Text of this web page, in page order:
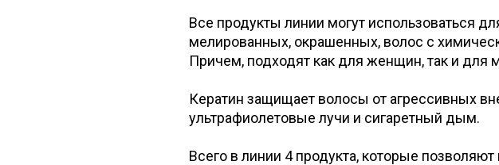
Все продукты линии могут использоваться
мелированных, окрашенных, волос с
Причем, подходят как для женщин, так и для
Кератин защищает волосы от агрессивных
ультрафиолетовые лучи и сигаретный дым.
Всего в линии 4 продукта, которые